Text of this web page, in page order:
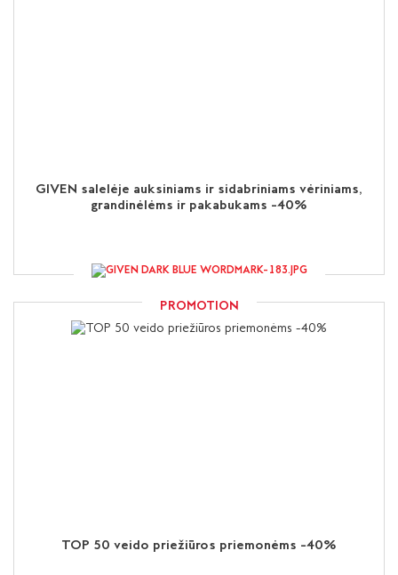
GIVEN salelėje auksiniams ir sidabriniams vėriniams,
grandinėlėms ir pakabukams -40%
PROMOTION
TOP 50 veido priežiūros priemonėms -40%